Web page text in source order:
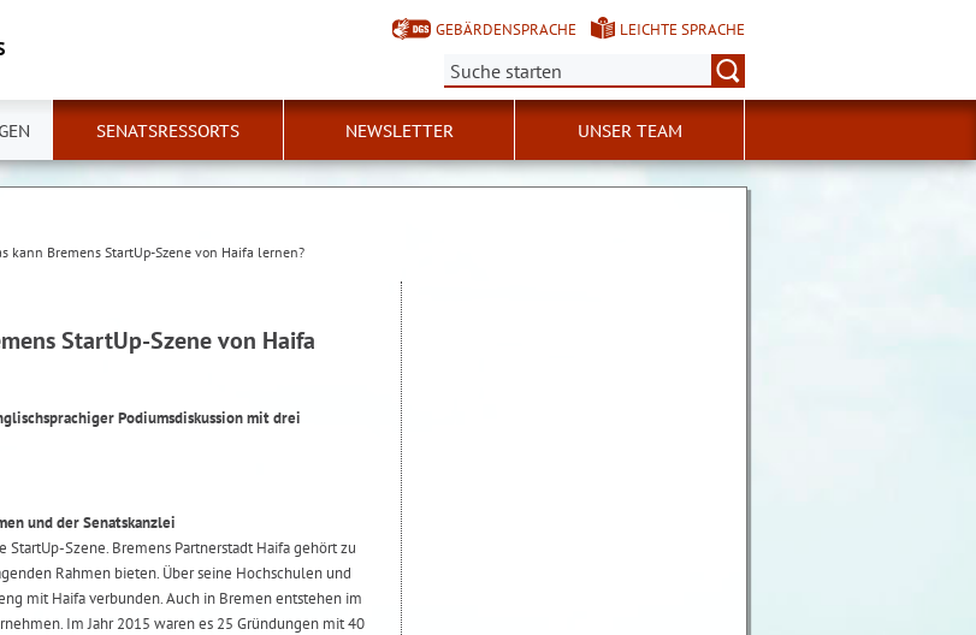
GEBÄRDENSPRACHE
LEICHTE SPRACHE
Suche:
SENATSRESSORTS NEWSLETTER UNSER TEAM
kann Bremens StartUp-Szene von Haifa lernen?
StartUp-Szene von Haifa
Podiumsdiskussion mit drei
und der Senatskanzlei
Szene. Bremens Partnerstadt Haifa gehört zu
Rahmen bieten. Über seine Hochschulen und
mit Haifa verbunden. Auch in Bremen entstehen im
Im Jahr 2015 waren es 25 Gründungen mit 40